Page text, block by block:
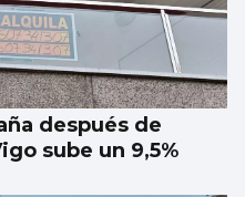
después de
sube un 9,5%